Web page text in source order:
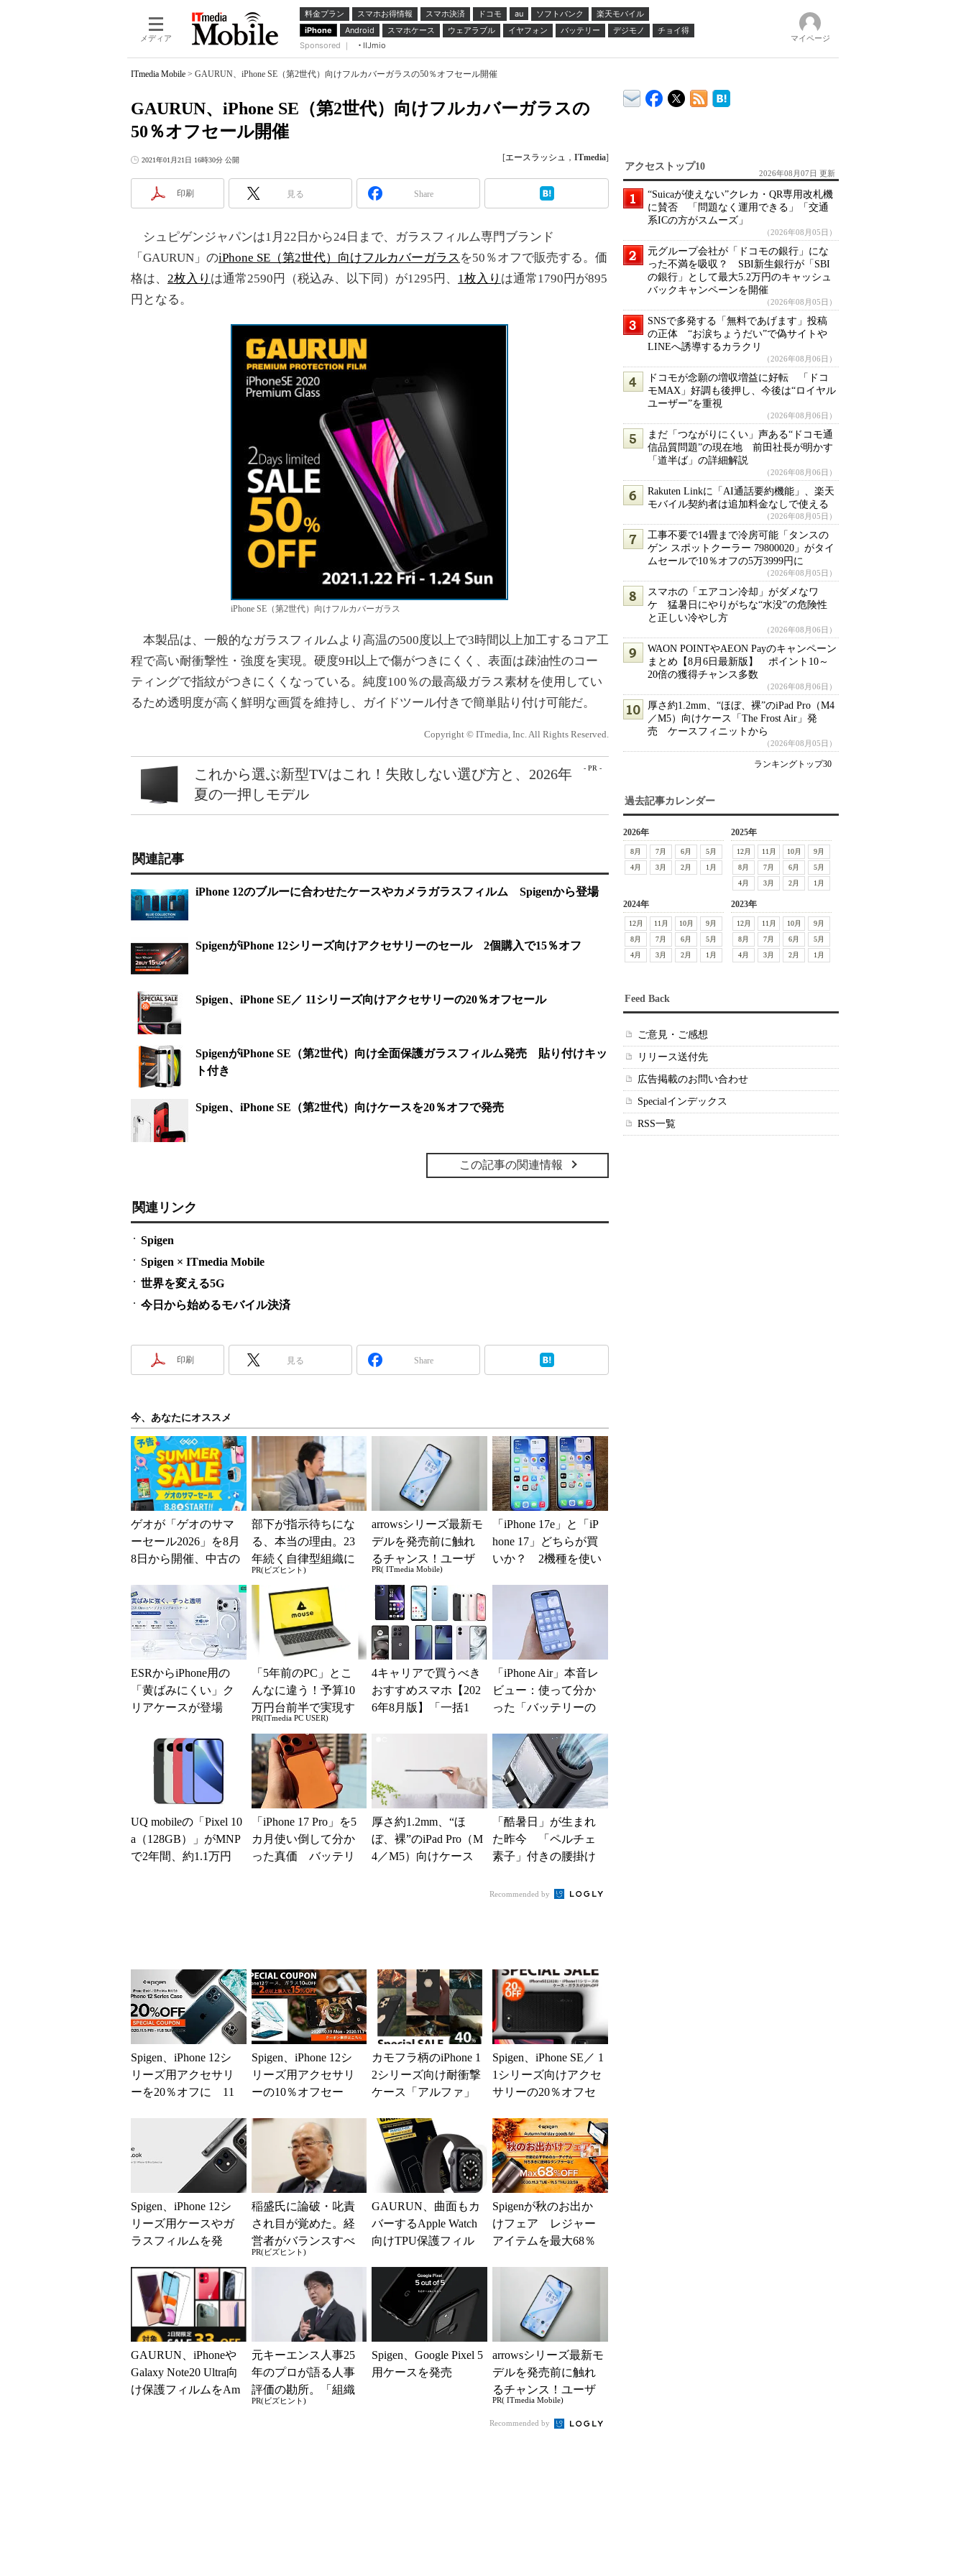
メディア
料金プラン スマホお得情報 スマホ決済 ドコモ au ソフトバンク
楽天モバイル
iPhone
Android スマホケース ウェアラブル イヤフォン バッテリー デジモノ
チョイ得
Sponsored ｜
IIJmio
マイページ
ITmedia Mobile > GAURUN、iPhone SE（第2世代）向けフルカバーガラスの50％オフセール開催
GAURUN、iPhone SE（第2世代）向けフルカバーガラスの
50％オフセール開催
2021年01月21日 16時30分 公開 [エースラッシュ ， ITmedia]
印刷 見る Share
シュピゲンジャパンは1月22日から24日まで、ガラスフィルム専門ブランド
「GAURUN」のiPhone SE（第2世代）向けフルカバーガラス を50％オフで販売する。価
格は、 2枚入り は通常2590円（税込み、以下同）が1295円、 1枚入り は通常1790円が895
円となる。
iPhone SE（第2世代）向けフルカバーガラス
本製品は、一般的なガラスフィルムより高温の500度以上で3時間以上加工するコア工
程で高い耐衝撃性・強度を実現。硬度9H以上で傷がつきにくく、表面は疎油性のコー
ティングで指紋がつきにくくなっている。純度100％の最高級ガラス素材を使用してい
るため透明度が高く鮮明な画質を維持し、ガイドツール付きで簡単貼り付け可能だ。
Copyright © ITmedia, Inc. All Rights Reserved.
- PR -
これから選ぶ新型TVはこれ！失敗しない選び方と、2026年
夏の一押しモデル
関連記事
iPhone 12のブルーに合わせたケースやカメラガラスフィルム Spigenから登場
SpigenがiPhone 12シリーズ向けアクセサリーのセール 2個購入で15％オフ
Spigen、iPhone SE／ 11シリーズ向けアクセサリーの20％オフセール
SpigenがiPhone SE（第2世代）向け全面保護ガラスフィルム発売 貼り付けキッ
ト付き
Spigen、iPhone SE（第2世代）向けケースを20％オフで発売
この記事の関連情報
関連リンク
Spigen
Spigen × ITmedia Mobile
世界を変える5G
今日から始めるモバイル決済
印刷 見る Share
今、あなたにオススメ
ゲオが「ゲオのサマ
ーセール2026」を8月
8日から開催、中古の
得に
部下が指示待ちにな
る、本当の理由。23
年続く自律型組織に
共通する「3つの要
素」
PR(ビズヒント)
arrowsシリーズ最新モ
デルを発売前に触れ
るチャンス！ユーザ
ー座談会開催
PR( ITmedia Mobile)
「iPhone 17e」と「iP
hone 17」どちらが買
いか？ 2機種を使い
ESRからiPhone用の
「黄ばみにくい」ク
リアケースが登場
ド機能付き
「5年前のPC」とこ
んなに違う！予算10
万円台前半で実現す
る快適PCライフ
PR(ITmedia PC USER)
4キャリアで買うべき
おすすめスマホ【202
6年8月版】「一括1
「iPhone Air」本音レ
ビュー：使って分か
った「バッテリーの
び」の悩ましさ
UQ mobileの「Pixel 10
a（128GB）」がMNP
で2年間、約1.1万円
「iPhone 17 Pro」を5
カ月使い倒して分か
った真価 バッテリ
厚さ約1.2mm、“ほ
ぼ、裸”のiPad Pro（M
4／M5）向けケース
「酷暑日」が生まれ
た昨今 「ペルチェ
素子」付きの腰掛け
る？
Recommended by
Spigen、iPhone 12シ
リーズ用アクセサリ
ーを20％オフに 11
Spigen、iPhone 12シ
リーズ用アクセサリ
ーの10％オフセー
フ
カモフラ柄のiPhone 1
2シリーズ向け耐衝撃
ケース「アルファ」
まで
Spigen、iPhone SE／ 1
1シリーズ向けアクセ
サリーの20％オフセ
Spigen、iPhone 12シ
リーズ用ケースやガ
ラスフィルムを発
ンも
稲盛氏に論破・叱責
され目が覚めた。経
営者がバランスすべ
き2つの背反
PR(ビズヒント)
GAURUN、曲面もカ
バーするApple Watch
向けTPU保護フィル
で30％...
Spigenが秋のお出か
けフェア レジャー
アイテムを最大68％
GAURUN、iPhoneや
Galaxy Note20 Ultra向
け保護フィルムをAm
元キーエンス人事25
年のプロが語る人事
評価の勘所。「組織
を腐らせるNG評価」
PR(ビズヒント)
Spigen、Google Pixel 5
用ケースを発売
arrowsシリーズ最新モ
デルを発売前に触れ
るチャンス！ユーザ
ー座談会開催
PR( ITmedia Mobile)
Recommended by
アクセストップ10
2026年08月07日 更新
“Suicaが使えない”クレカ・QR専用改札機
に賛否 「問題なく運用できる」「交通
系ICの方がスムーズ」
（2026年08月05日）
元グループ会社が「ドコモの銀行」にな
った不満を吸収？ SBI新生銀行が「SBI
の銀行」として最大5.2万円のキャッシュ
バックキャンペーンを開催
（2026年08月05日）
SNSで多発する「無料であげます」投稿
の正体 “お涙ちょうだい”で偽サイトや
LINEへ誘導するカラクリ
（2026年08月06日）
ドコモが念願の増収増益に好転 「ドコ
モMAX」好調も後押し、今後は“ロイヤル
ユーザー”を重視
（2026年08月06日）
まだ「つながりにくい」声ある“ドコモ通
信品質問題”の現在地 前田社長が明かす
「道半ば」の詳細解説
（2026年08月06日）
Rakuten Linkに「AI通話要約機能」、楽天
モバイル契約者は追加料金なしで使える
（2026年08月05日）
工事不要で14畳まで冷房可能「タンスの
ゲン スポットクーラー 79800020」がタイ
ムセールで10％オフの5万3999円に
（2026年08月05日）
スマホの「エアコン冷却」がダメなワ
ケ 猛暑日にやりがちな“水没”の危険性
と正しい冷やし方
（2026年08月06日）
WAON POINTやAEON Payのキャンペーン
まとめ【8月6日最新版】 ポイント10～
20倍の獲得チャンス多数
（2026年08月06日）
厚さ約1.2mm、“ほぼ、裸”のiPad Pro（M4
／M5）向けケース「The Frost Air」発
売 ケースフィニットから
（2026年08月05日）
ランキングトップ30
過去記事カレンダー
2026年
8月 7月 6月
5月
4月
3月 2月 1月
2025年
12月 11月 10月
9月
8月
7月 6月
5月
4月
3月 2月 1月
2024年
12月 11月 10月
9月
8月
7月 6月
5月
4月
3月 2月 1月
2023年
12月 11月 10月
9月
8月
7月 6月
5月
4月
3月 2月 1月
Feed Back
ご意見・ご感想
リリース送付先
広告掲載のお問い合わせ
Specialインデックス
RSS一覧